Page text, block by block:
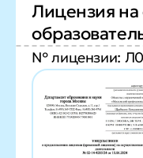
Лицензия на
№ лицензии: